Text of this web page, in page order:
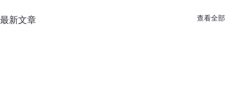
最新文章 查看全部